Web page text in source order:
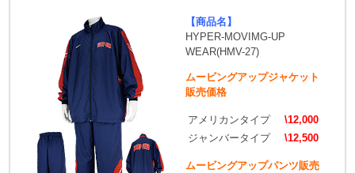
【商品名】
HYPER-MOVIMG-UP
WEAR(HMV-27)
ムービングアップジャケット
販売価格
アメリカンタイプ
\12,000
ジャンバータイプ
\12,500
ムービングアップパンツ販売